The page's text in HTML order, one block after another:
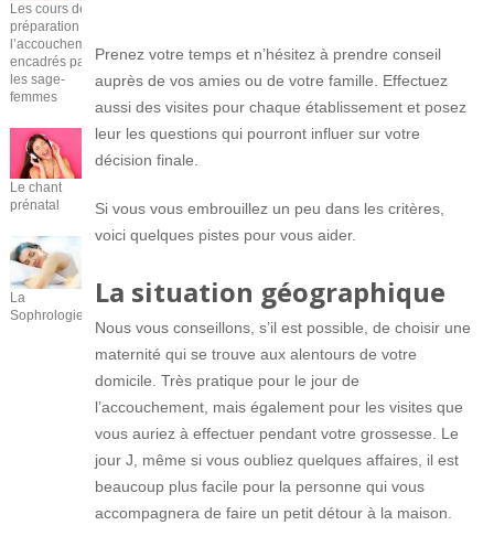
Prenez votre temps et n’hésitez à prendre conseil
auprès de vos amies ou de votre famille. Effectuez
aussi des visites pour chaque établissement et posez
leur les questions qui pourront influer sur votre
décision finale.
Si vous vous embrouillez un peu dans les critères,
voici quelques pistes pour vous aider.
La situation géographique
Nous vous conseillons, s’il est possible, de choisir une
maternité qui se trouve aux alentours de votre
domicile. Très pratique pour le jour de
l’accouchement, mais également pour les visites que
vous auriez à effectuer pendant votre grossesse. Le
jour J, même si vous oubliez quelques affaires, il est
beaucoup plus facile pour la personne qui vous
accompagnera de faire un petit détour à la maison.
Les cours de
préparation à
l’accouchement
encadrés par
les sage-
femmes
Le chant
prénatal
La
Sophrologie